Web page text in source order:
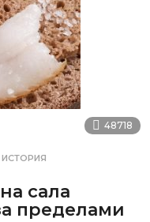
48718
,ИСТОРИЯ
сала
пределами